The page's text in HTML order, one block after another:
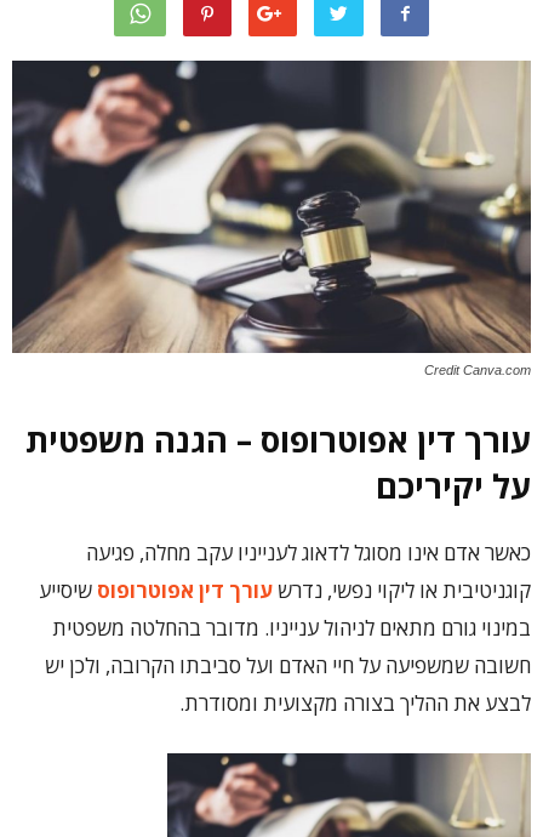
Credit Canva.com
עורך דין אפוטרופוס – הגנה משפטית
על יקיריכם
כאשר אדם אינו מסוגל לדאוג לענייניו עקב מחלה, פגיעה
קוגניטיבית או ליקוי נפשי, נדרש עורך דין אפוטרופוס שיסייע
במינוי גורם מתאים לניהול ענייניו. מדובר בהחלטה משפטית
חשובה שמשפיעה על חיי האדם ועל סביבתו הקרובה, ולכן יש
לבצע את ההליך בצורה מקצועית ומסודרת.